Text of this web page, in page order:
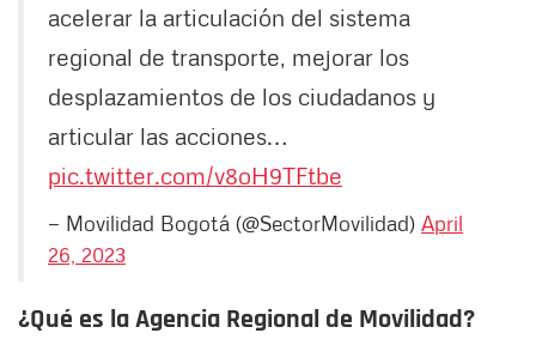
acelerar la articulación del sistema
regional de transporte, mejorar los
desplazamientos de los ciudadanos y
articular las acciones…
pic.twitter.com/v8oH9TFtbe
— Movilidad Bogotá (@SectorMovilidad) April
26, 2023
¿Qué es la Agencia Regional de Movilidad?